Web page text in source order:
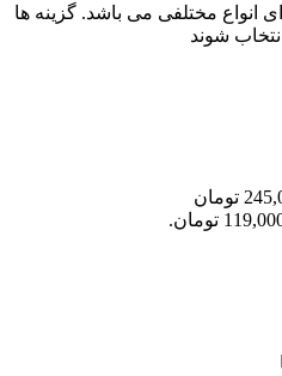
انواع مختلفی می باشد. گزینه ها
شوند
قیمت اصلی: 245,000 تومان